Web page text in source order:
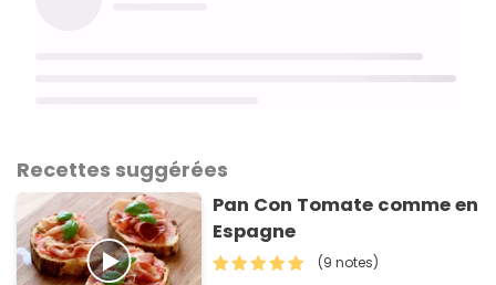
Recettes suggérées
Pan Con Tomate comme en
Espagne
(9 notes)